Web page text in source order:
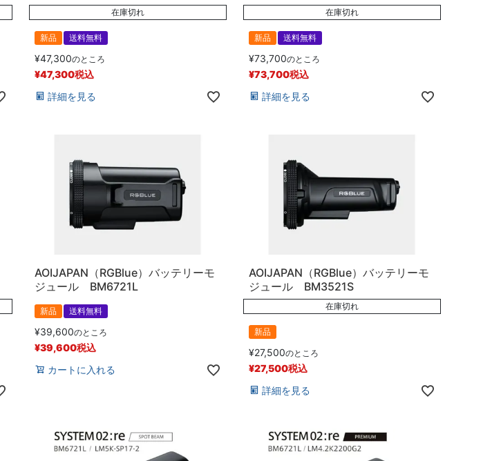
在庫切れ
新品 送料無料
¥47,300のところ
¥47,300税込
詳細を見る
在庫切れ
新品 送料無料
¥73,700のところ
¥73,700税込
詳細を見る
AOIJAPAN（RGBlue）バッテリーモ
ジュール BM6721L
新品 送料無料
¥39,600のところ
¥39,600税込
カートに入れる
AOIJAPAN（RGBlue）バッテリーモ
ジュール BM3521S
在庫切れ
新品
¥27,500のところ
¥27,500税込
詳細を見る